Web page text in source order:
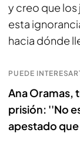
y creo que los
esta
hacia dónde
PUEDE
Ana Oramas,
prisión: ''No
apestado